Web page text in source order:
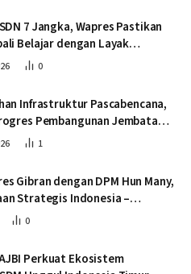
7 Jangka, Wapres Pastikan
Belajar dengan Layak
0
Infrastruktur Pascabencana,
Pembangunan Jembatan
Bireuen1
Gibran dengan DPM Hun Many,
Strategis Indonesia –
0
Perkuat Ekosistem